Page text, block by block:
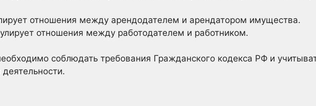
отношения между арендодателем и арендатором имущества.
отношения между работодателем и работником.
соблюдать требования Гражданского кодекса РФ и